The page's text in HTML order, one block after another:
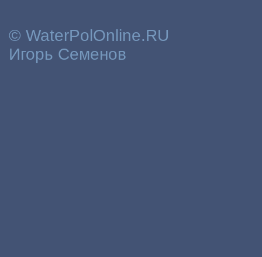
© WaterPolOnline.RU
Игорь Семенов